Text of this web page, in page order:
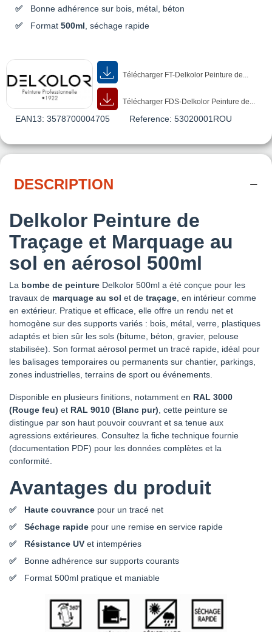
Bonne adhérence sur bois, métal, béton
Format 500ml , séchage rapide
Télécharger FT-Delkolor Peinture de...
Télécharger FDS-Delkolor Peinture de...
EAN13: 3578700004705 Reference: 53020001ROU
DESCRIPTION
Delkolor Peinture de
Traçage et Marquage au
sol en aérosol 500ml
La bombe de peinture Delkolor 500ml a été conçue pour les
travaux de marquage au sol et de traçage , en intérieur comme
en extérieur. Pratique et efficace, elle offre un rendu net et
homogène sur des supports variés : bois, métal, verre, plastiques
adaptés et bien sûr les sols (bitume, béton, gravier, pelouse
stabilisée). Son format aérosol permet un tracé rapide, idéal pour
les balisages temporaires ou permanents sur chantier, parkings,
zones industrielles, terrains de sport ou événements.
Disponible en plusieurs finitions, notamment en RAL 3000
(Rouge feu) et RAL 9010 (Blanc pur) , cette peinture se
distingue par son haut pouvoir couvrant et sa tenue aux
agressions extérieures. Consultez la fiche technique fournie
(documentation PDF) pour les données complètes et la
conformité.
Avantages du produit
Haute couvrance pour un tracé net
Séchage rapide pour une remise en service rapide
Résistance UV et intempéries
Bonne adhérence sur supports courants
Format 500ml pratique et maniable